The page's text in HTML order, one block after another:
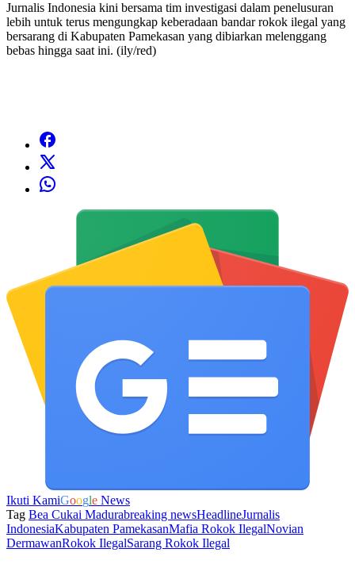
Jurnalis Indonesia kini bersama tim investigasi dalam penelusuran
lebih untuk terus mengungkap keberadaan bandar rokok ilegal yang
bersarang di Kabupaten Pamekasan yang dibiarkan melenggang
bebas hingga saat ini. (ily/red)
Ikuti KamiGoogle News
Tag Bea Cukai Madurabreaking newsHeadlineJurnalis
IndonesiaKabupaten PamekasanMafia Rokok IlegalNovian
DermawanRokok IlegalSarang Rokok Ilegal